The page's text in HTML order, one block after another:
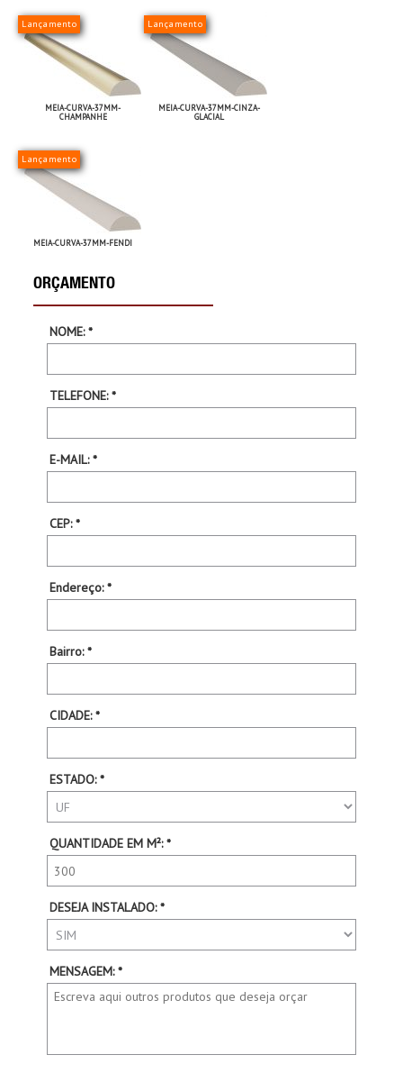
Lançamento
MEIA-CURVA-37MM-
CHAMPANHE
Lançamento
MEIA-CURVA-37MM-CINZA-
GLACIAL
Lançamento
MEIA-CURVA-37MM-FENDI
ORÇAMENTO
NOME: *
TELEFONE: *
E-MAIL: *
CEP: *
Endereço: *
Bairro: *
CIDADE: *
ESTADO: *
QUANTIDADE EM M²: *
DESEJA INSTALADO: *
MENSAGEM: *